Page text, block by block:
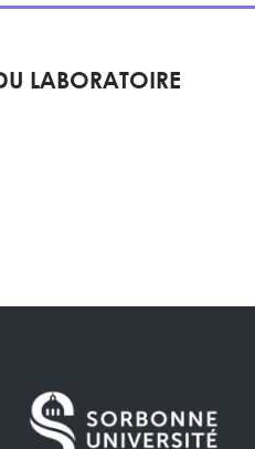
LABORATOIRE